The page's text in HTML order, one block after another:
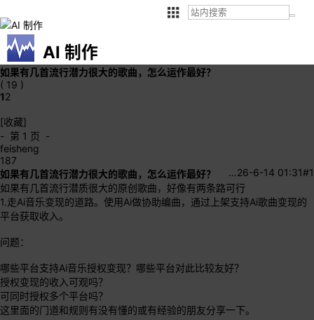
AI 制作
如果有几首流行潜力很大的歌曲，怎么运作最好？
( 19 )
12
[收藏]
- 第 1 页 -
feisheng
187
#1
26-6-14 01:31
…
如果有几首流行潜力很大的歌曲，怎么运作最好？
如果有几首流行潜质很大的原创歌曲，好像有两条路可行
1.走Ai音乐变现的道路。使用Ai做协助编曲，通过上架支持Ai歌曲变现的
平台获取收入。
问题：
哪些平台支持Ai音乐授权变现？哪些平台对此比较友好？
授权变现的收入可观吗？
可同时授权多个平台吗？
这里面的门道和规则有没有懂的或有经验的朋友分享一下。